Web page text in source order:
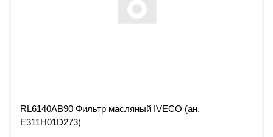
RL6140AB90 Фильтр масляный IVECO (ан.
E311H01D273)